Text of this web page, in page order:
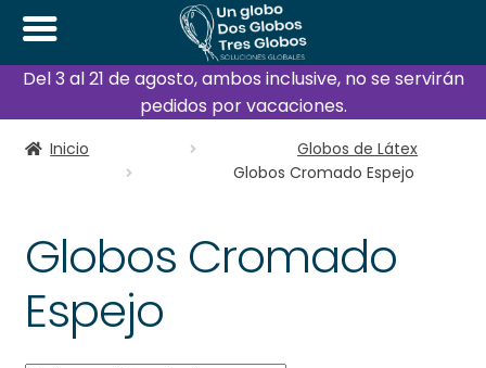
Del 3 al 21 de agosto, ambos inclusive, no se servirán
pedidos por vacaciones.
Inicio
Globos de Látex
Globos Cromado Espejo
Globos Cromado
Espejo